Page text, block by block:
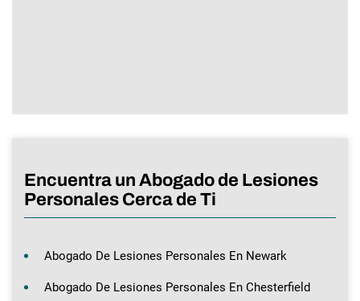
Encuentra un Abogado de Lesiones
Personales Cerca de Ti
Abogado De Lesiones Personales En Newark
Abogado De Lesiones Personales En Chesterfield